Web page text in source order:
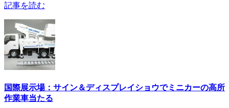
記事を読む
国際展示場：サイン＆ディスプレイショウでミニカーの高所
作業車当たる